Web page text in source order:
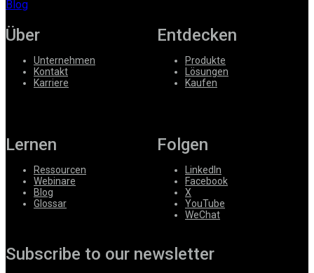
Blog
Über
Unternehmen
Kontakt
Karriere
Entdecken
Produkte
Lösungen
Kaufen
Lernen
Ressourcen
Webinare
Blog
Glossar
Folgen
LinkedIn
Facebook
X
YouTube
WeChat
Subscribe to our newsletter